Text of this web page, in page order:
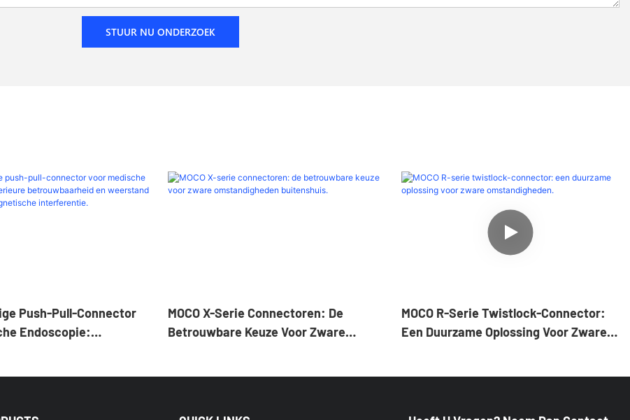
STUUR NU ONDERZOEK
Push-Pull-Connector
Endoscopie:
MOCO X-Serie Connectoren: De
Betrouwbare Keuze Voor Zware
MOCO R-Serie Twistlock-Connector:
Een Duurzame Oplossing Voor Zware